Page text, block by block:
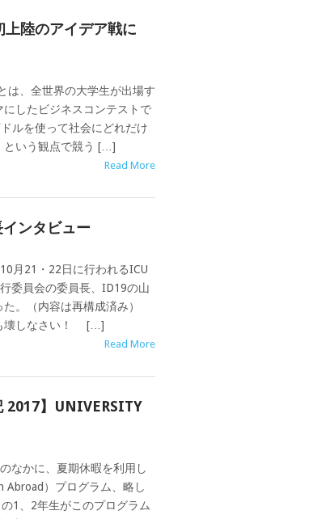
陸のアイデア戦に
は、全世界の大学生が出場す
したビジネスコンテストで
ルを使って社会にどれだけ
という観点で競う […]
Read More
ンタビュー
月21・22日に行われるICU
委員会の委員長、ID19の山
。（内容は再構成済み）
壊しなさい！ […]
Read More
2017】UNIVERSITY
なかに、夏期休暇を利用し
Abroad）プログラム、略し
1、2年生がこのプログラム